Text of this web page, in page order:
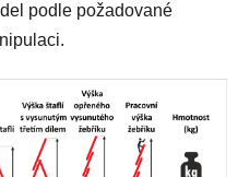
podle požadované